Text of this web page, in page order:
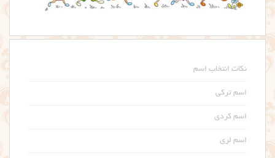
نکات انتخاب اسم
اسم ترکی
اسم کردی
اسم لری